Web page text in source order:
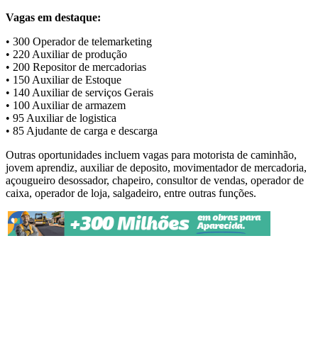
Vagas em destaque:
• 300 Operador de telemarketing
• 220 Auxiliar de produção
• 200 Repositor de mercadorias
• 150 Auxiliar de Estoque
• 140 Auxiliar de serviços Gerais
• 100 Auxiliar de armazem
• 95 Auxiliar de logistica
• 85 Ajudante de carga e descarga
Outras oportunidades incluem vagas para motorista de caminhão,
jovem aprendiz, auxiliar de deposito, movimentador de mercadoria,
açougueiro desossador, chapeiro, consultor de vendas, operador de
caixa, operador de loja, salgadeiro, entre outras funções.